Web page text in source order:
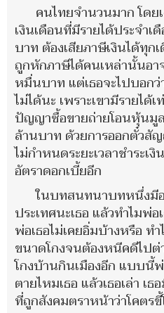
คนไทยจำนวนมาก โด
เงินเดือนที่มีรายได้ประจำ
บาท ต้องเสียภาษีเงินได้ทุ
ถูกหักภาษีได้คนเหล่านั้นอา
หมื่นบาท แต่เธอจะไปบอกว่
ไม่ได้นะ เพราะเขามีรายได้
ปัญญาซื้อขายถ่ายโอนหุ้น
ล้านบาท ด้วยการออกตั๋วสั
ไม่กำหนดระยะเวลาชำระ
อัตราดอกเบี้ยอีก
ในบทสนทนาบทหนึ่งมีอ
ประเทศนะเธอ แล้วทำไมพ่อ
พ่อเธอไม่เคยอิ่มบ้างหรือ ท
ขนาดโกงจนต้องหนีคดีไปต่
โกงบ้านกินเมืองอีก แบบนี้
ตายไหมเธอ แล้วเธอเล่า เ
ที่ถูกสังคมตราหน้าว่าโคตรขี้